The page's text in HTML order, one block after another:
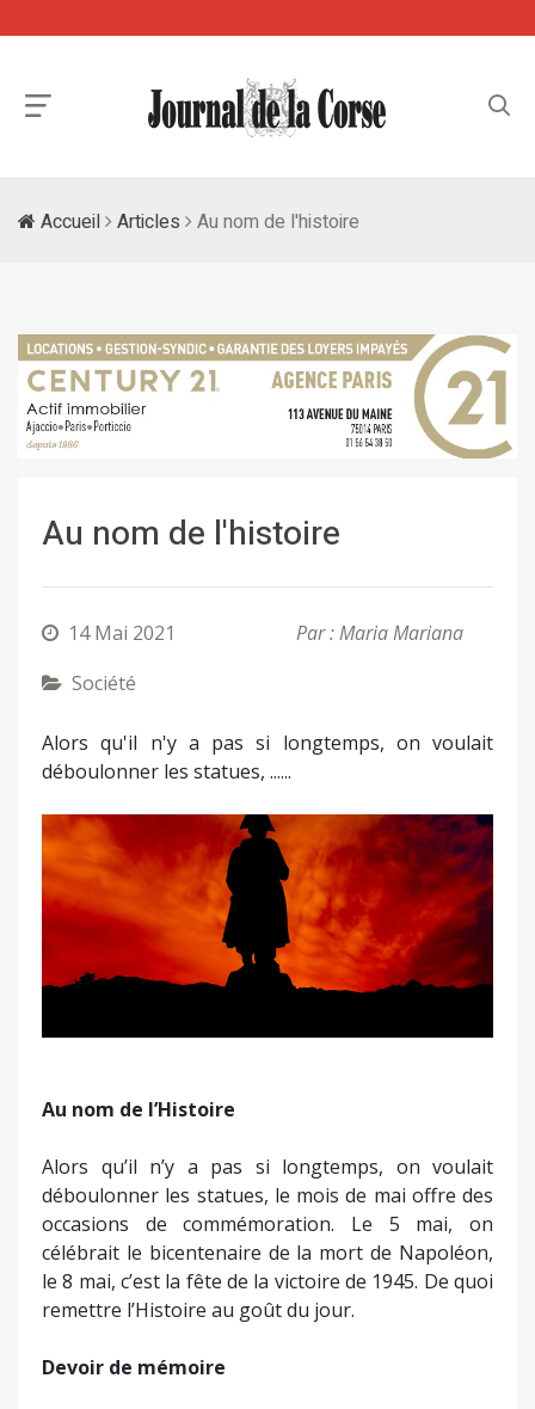
Accueil Articles Au nom de l'histoire
Au nom de l'histoire
14 Mai 2021
Par : Maria Mariana
Société
Alors qu'il n'y a pas si longtemps, on voulait
déboulonner les statues, ......
Au nom de l’Histoire
Alors qu’il n’y a pas si longtemps, on voulait
déboulonner les statues, le mois de mai offre des
occasions de commémoration. Le 5 mai, on
célébrait le bicentenaire de la mort de Napoléon,
le 8 mai, c’est la fête de la victoire de 1945. De quoi
remettre l’Histoire au goût du jour.
Devoir de mémoire